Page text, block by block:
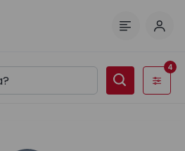
Filtros
4